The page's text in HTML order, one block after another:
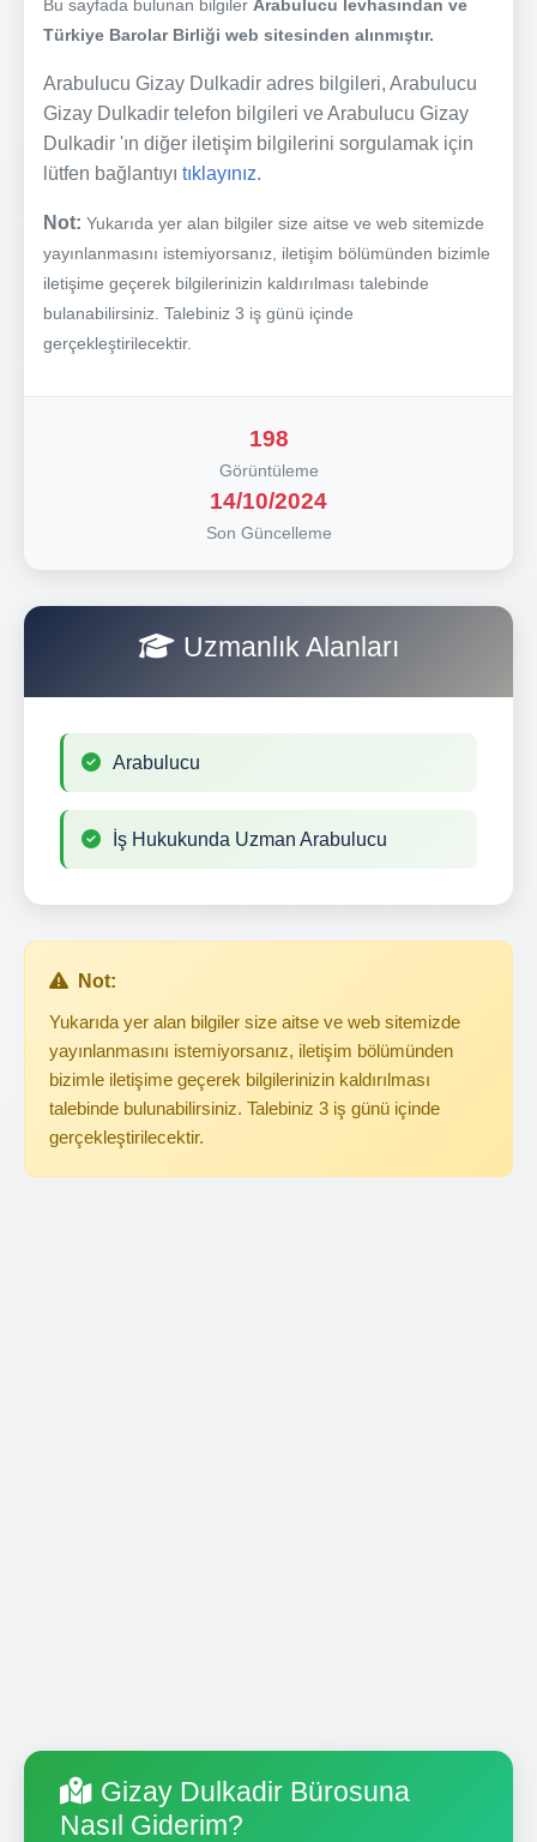
Bu sayfada bulunan bilgiler Arabulucu levhasından ve
Türkiye Barolar Birliği web sitesinden alınmıştır.
Arabulucu Gizay Dulkadir adres bilgileri, Arabulucu
Gizay Dulkadir telefon bilgileri ve Arabulucu Gizay
Dulkadir 'ın diğer iletişim bilgilerini sorgulamak için
lütfen bağlantıyı tıklayınız.
Not: Yukarıda yer alan bilgiler size aitse ve web sitemizde
yayınlanmasını istemiyorsanız, iletişim bölümünden bizimle
iletişime geçerek bilgilerinizin kaldırılması talebinde
bulanabilirsiniz. Talebiniz 3 iş günü içinde
gerçekleştirilecektir.
198
Görüntüleme
14/10/2024
Son Güncelleme
Uzmanlık Alanları
Arabulucu
İş Hukukunda Uzman Arabulucu
Not:
Yukarıda yer alan bilgiler size aitse ve web sitemizde
yayınlanmasını istemiyorsanız, iletişim bölümünden
bizimle iletişime geçerek bilgilerinizin kaldırılması
talebinde bulunabilirsiniz. Talebiniz 3 iş günü içinde
gerçekleştirilecektir.
Gizay Dulkadir Bürosuna
Nasıl Giderim?